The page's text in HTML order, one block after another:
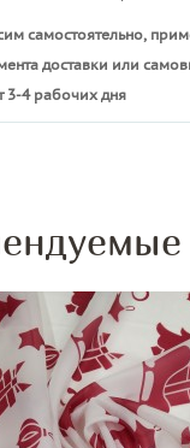
самостоятельно,
доставки или
3-4 рабочих дня